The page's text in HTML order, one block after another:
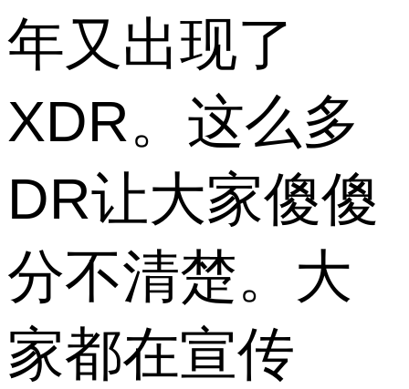
年又出现了
XDR。这么多
DR让大家傻傻
分不清楚。大
家都在宣传